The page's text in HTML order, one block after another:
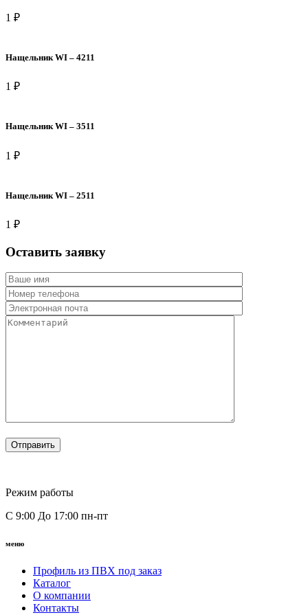
1 ₽
Нащельник WI – 4211
1 ₽
Нащельник WI – 3511
1 ₽
Нащельник WI – 2511
1 ₽
Оставить заявку
Режим работы
С 9:00 До 17:00 пн-пт
меню
Профиль из ПВХ под заказ
Каталог
О компании
Контакты